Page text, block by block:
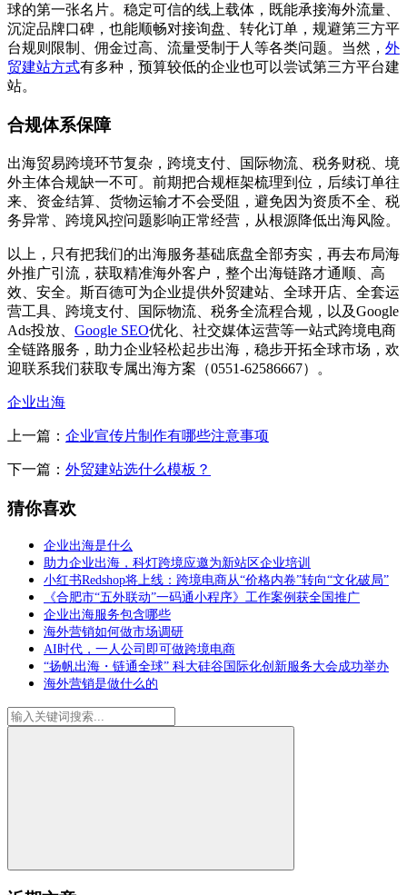
球的第一张名片。稳定可信的线上载体，既能承接海外流量、
沉淀品牌口碑，也能顺畅对接询盘、转化订单，规避第三方平
台规则限制、佣金过高、流量受制于人等各类问题。当然， 外
贸建站方式有多种，预算较低的企业也可以尝试第三方平台建
站。
合规体系保障
出海贸易跨境环节复杂，跨境支付、国际物流、税务财税、境
外主体合规缺一不可。前期把合规框架梳理到位，后续订单往
来、资金结算、货物运输才不会受阻，避免因为资质不全、税
务异常、跨境风控问题影响正常经营，从根源降低出海风险。
以上，只有把我们的出海服务基础底盘全部夯实，再去布局海
外推广引流，获取精准海外客户，整个出海链路才通顺、高
效、安全。斯百德可为企业提供外贸建站、全球开店、全套运
营工具、跨境支付、国际物流、税务全流程合规，以及Google
Ads投放、 Google SEO优化、社交媒体运营等一站式跨境电商
全链路服务，助力企业轻松起步出海，稳步开拓全球市场，欢
迎联系我们获取专属出海方案（0551-62586667）。
企业出海
上一篇： 企业宣传片制作有哪些注意事项
下一篇： 外贸建站选什么模板？
猜你喜欢
企业出海是什么
助力企业出海，科灯跨境应邀为新站区企业培训
小红书Redshop将上线：跨境电商从“价格内卷”转向“文化破局”
《合肥市“五外联动”一码通小程序》工作案例获全国推广
企业出海服务包含哪些
海外营销如何做市场调研
AI时代，一人公司即可做跨境电商
“扬帆出海・链通全球” 科大硅谷国际化创新服务大会成功举办
海外营销是做什么的